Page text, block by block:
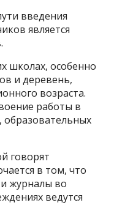
введения
является
школах, особенно
и деревень,
возраста.
работы в
образовательных
говорят
в том, что
журналы во
ведутся